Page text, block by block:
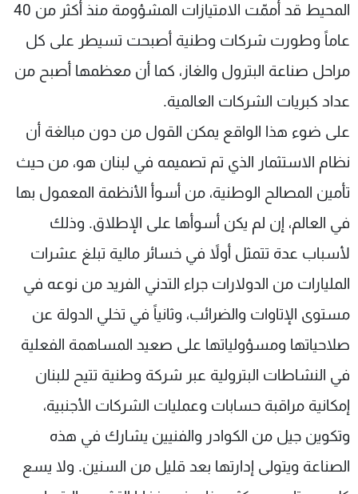
المحيط قد أممّت الامتيازات المشؤومة منذ أكثر من 40
عاماً وطورت شركات وطنية أصبحت تسيطر على كل
مراحل صناعة البترول والغاز، كما أن معظمها أصبح من
عداد كبريات الشركات العالمية.
على ضوء هذا الواقع يمكن القول من دون مبالغة أن
نظام الاستثمار الذي تم تصميمه في لبنان هو، من حيث
تأمين المصالح الوطنية، من أسوأ الأنظمة المعمول بها
في العالم، إن لم يكن أسوأها على الإطلاق. وذلك
لأسباب عدة تتمثل أولاً في خسائر مالية تبلغ عشرات
المليارات من الدولارات جراء التدني الفريد من نوعه في
مستوى الإتاوات والضرائب، وثانياً في تخلي الدولة عن
صلاحياتها ومسؤولياتها على صعيد المساهمة الفعلية
في النشاطات البترولية عبر شركة وطنية تتيح للبنان
إمكانية مراقبة حسابات وعمليات الشركات الأجنبية،
وتكوين جيل من الكوادر والفنيين يشارك في هذه
الصناعة ويتولى إدارتها بعد قليل من السنين. ولا يسع